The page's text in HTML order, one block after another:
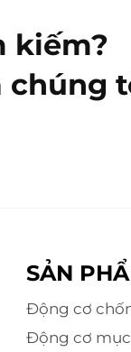
kiếm?
chúng
SẢN
Động cơ
Động cơ